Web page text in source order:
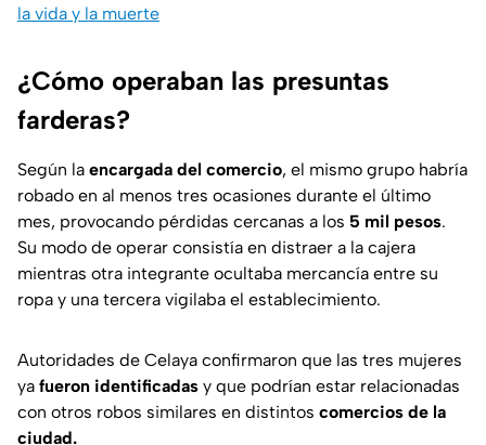
la vida y la muerte
¿Cómo operaban las presuntas
farderas?
Según la encargada del comercio, el mismo grupo habría
robado en al menos tres ocasiones durante el último
mes, provocando pérdidas cercanas a los 5 mil pesos.
Su modo de operar consistía en distraer a la cajera
mientras otra integrante ocultaba mercancía entre su
ropa y una tercera vigilaba el establecimiento.
Autoridades de Celaya confirmaron que las tres mujeres
ya fueron identificadas y que podrían estar relacionadas
con otros robos similares en distintos comercios de la
ciudad.